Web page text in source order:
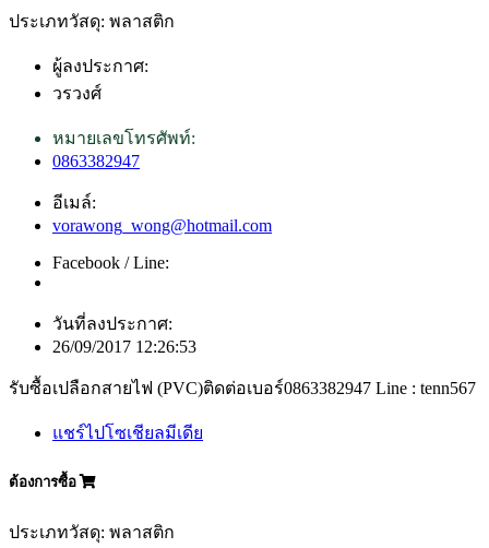
ประเภทวัสดุ: พลาสติก
ผู้ลงประกาศ:
วรวงศ์
หมายเลขโทรศัพท์:
0863382947
อีเมล์:
vorawong_wong@hotmail.com
Facebook / Line:
วันที่ลงประกาศ:
26/09/2017 12:26:53
รับซื้อเปลือกสายไฟ (PVC)ติดต่อเบอร์0863382947 Line : tenn567
แชร์ไปโซเชียลมีเดีย
ต้องการซื้อ
ประเภทวัสดุ: พลาสติก